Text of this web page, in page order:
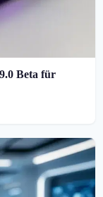
Beta für